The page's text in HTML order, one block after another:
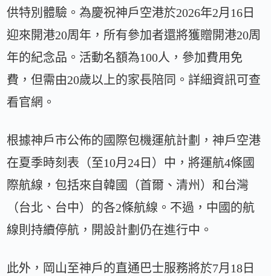
供特別體驗。為慶祝神戶空港於2026年2月16日
迎來開港20周年，所有參加者還將獲贈開港20周
年的紀念品。活動名額為100人，參加費用免
費，但需由20歲以上的家長陪同。詳細資訊可查
看官網。
根據神戶市公佈的國際包機運航計劃，神戶空港
在夏季時刻表（至10月24日）中，將運航4條國
際航線，包括來自韓國（首爾、清州）和台灣
（台北、台中）的各2條航線。不過，中國的航
線則持續停航，開設計劃仍在進行中。
此外，岡山至神戶的直通巴士服務將於7月18日